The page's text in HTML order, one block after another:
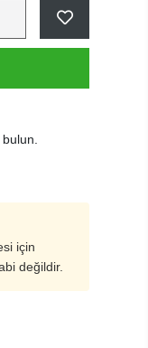
için
değildir.